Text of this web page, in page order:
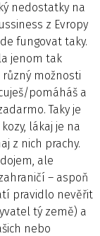
nedostatky na
z Evropy
fungovat taky.
jenom tak
možnosti
pomáháš a
Taky je
lákaj je na
z nich prachy.
ale
– aspoň
pravidlo nevěřit
tý země) a
nebo